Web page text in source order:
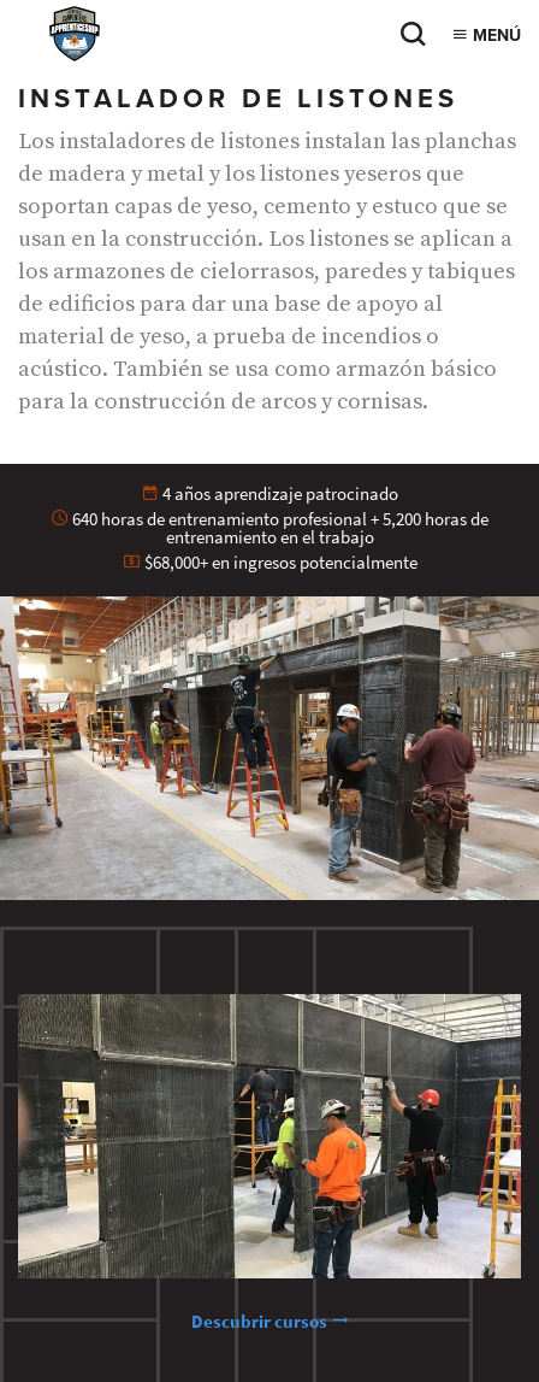
MENÚ
INSTALADOR DE LISTONES
Los instaladores de listones instalan las planchas
de madera y metal y los listones yeseros que
soportan capas de yeso, cemento y estuco que se
usan en la construcción. Los listones se aplican a
los armazones de cielorrasos, paredes y tabiques
de edificios para dar una base de apoyo al
material de yeso, a prueba de incendios o
acústico. También se usa como armazón básico
para la construcción de arcos y cornisas.
4 años aprendizaje patrocinado
640 horas de entrenamiento profesional + 5,200 horas de
entrenamiento en el trabajo
$68,000+ en ingresos potencialmente
Descubrir cursos